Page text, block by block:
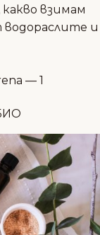
взимам
водораслите и
— 1